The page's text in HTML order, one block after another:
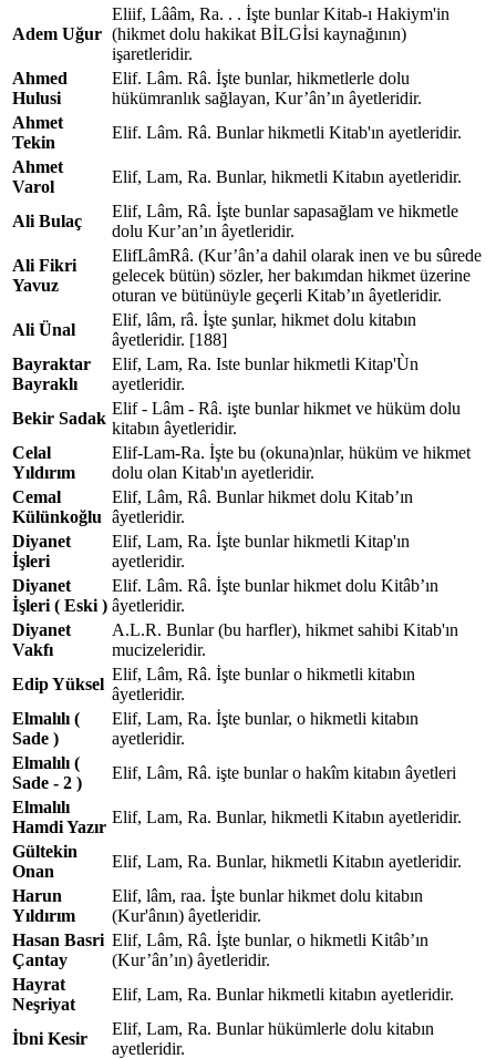
Adem Uğur
Eliif, Lââm, Ra. . . İşte bunlar Kitab-ı Hakiym'in
(hikmet dolu hakikat BİLGİsi kaynağının)
işaretleridir.
Ahmed
Hulusi
Elif. Lâm. Râ. İşte bunlar, hikmetlerle dolu
hükümranlık sağlayan, Kur’ân’ın âyetleridir.
Ahmet
Tekin
Elif. Lâm. Râ. Bunlar hikmetli Kitab'ın ayetleridir.
Ahmet
Varol
Elif, Lam, Ra. Bunlar, hikmetli Kitabın ayetleridir.
Ali Bulaç
Elif, Lâm, Râ. İşte bunlar sapasağlam ve hikmetle
dolu Kur’an’ın âyetleridir.
Ali Fikri
Yavuz
ElifLâmRâ. (Kur’ân’a dahil olarak inen ve bu sûrede
gelecek bütün) sözler, her bakımdan hikmet üzerine
oturan ve bütünüyle geçerli Kitab’ın âyetleridir.
Ali Ünal
Elif, lâm, râ. İşte şunlar, hikmet dolu kitabın
âyetleridir. [188]
Bayraktar
Bayraklı
Elif, Lam, Ra. Iste bunlar hikmetli Kitap'Ùn
ayetleridir.
Bekir Sadak
Elif - Lâm - Râ. işte bunlar hikmet ve hüküm dolu
kitabın âyetleridir.
Celal
Yıldırım
Elif-Lam-Ra. İşte bu (okuna)nlar, hüküm ve hikmet
dolu olan Kitab'ın ayetleridir.
Cemal
Külünkoğlu
Elif, Lâm, Râ. Bunlar hikmet dolu Kitab’ın
âyetleridir.
Diyanet
İşleri
Elif, Lam, Ra. İşte bunlar hikmetli Kitap'ın
ayetleridir.
Diyanet
İşleri ( Eski )
Elif. Lâm. Râ. İşte bunlar hikmet dolu Kitâb’ın
âyetleridir.
Diyanet
Vakfı
A.L.R. Bunlar (bu harfler), hikmet sahibi Kitab'ın
mucizeleridir.
Edip Yüksel
Elif, Lâm, Râ. İşte bunlar o hikmetli kitabın
âyetleridir.
Elmalılı (
Sade )
Elif, Lam, Ra. İşte bunlar, o hikmetli kitabın
ayetleridir.
Elmalılı (
Sade - 2 )
Elif, Lâm, Râ. işte bunlar o hakîm kitabın âyetleri
Elmalılı
Hamdi Yazır
Elif, Lam, Ra. Bunlar, hikmetli Kitabın ayetleridir.
Gültekin
Onan
Elif, Lam, Ra. Bunlar, hikmetli Kitabın ayetleridir.
Harun
Yıldırım
Elif, lâm, raa. İşte bunlar hikmet dolu kitabın
(Kur'ânın) âyetleridir.
Hasan Basri
Çantay
Elif, Lâm, Râ. İşte bunlar, o hikmetli Kitâb’ın
(Kur’ân’ın) âyetleridir.
Hayrat
Neşriyat
Elif, Lam, Ra. Bunlar hikmetli kitabın ayetleridir.
İbni Kesir
Elif, Lam, Ra. Bunlar hükümlerle dolu kitabın
ayetleridir.